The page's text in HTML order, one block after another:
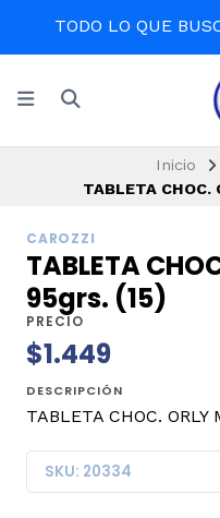
TODO LO QUE
Inicio
TABLETA CHOC.
CAROZZI
TABLETA
95grs. (15)
PRECIO
$1.449
DESCRIPCIÓN
TABLETA CHOC. ORLY
SKU: 20334